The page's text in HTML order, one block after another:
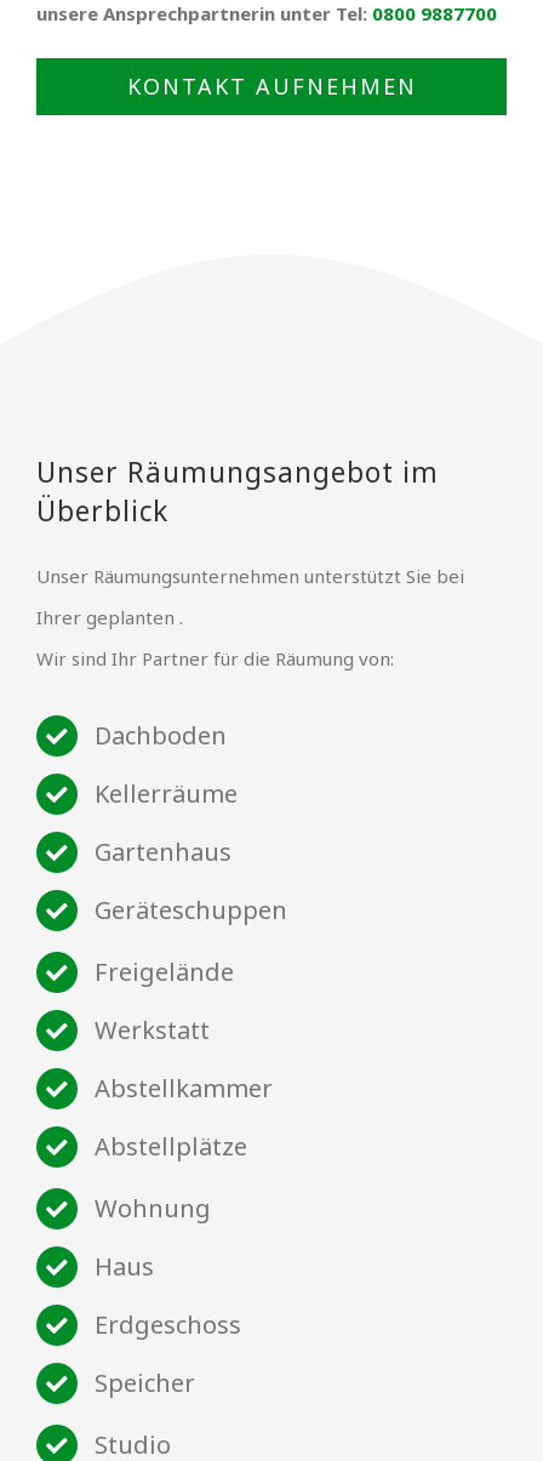
unsere Ansprechpartnerin unter Tel: 0800 9887700
KONTAKT AUFNEHMEN
Unser Räumungsangebot im
Überblick
Unser Räumungsunternehmen unterstützt Sie bei
Ihrer geplanten .
Wir sind Ihr Partner für die Räumung von:
Dachboden
Kellerräume
Gartenhaus
Geräteschuppen
Freigelände
Werkstatt
Abstellkammer
Abstellplätze
Wohnung
Haus
Erdgeschoss
Speicher
Studio